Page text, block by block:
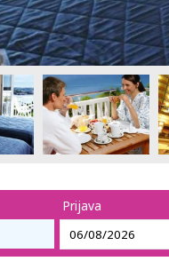
Prijava